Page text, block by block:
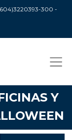
300 -
Y